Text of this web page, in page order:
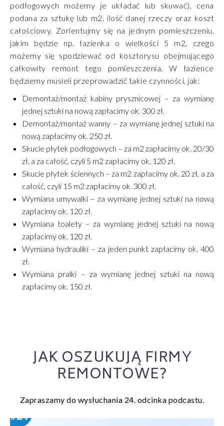
podłogowych możemy je układać lub skuwać), cena
podana za sztukę lub m2, ilość danej rzeczy oraz koszt
całościowy. Zorientujmy się na jednym pomieszczeniu,
jakim będzie np. łazienka o wielkości 5 m2, czego
możemy się spodziewać od kosztorysu obejmującego
całkowity remont tego pomieszczenia. W łazience
będziemy musieli przeprowadzić takie czynności, jak:
Demontaż/montaż kabiny prysznicowej – za wymianę
jednej sztuki na nową zapłacimy ok. 300 zł.
Demontaż/montaż wanny – za wymianę jednej sztuki na
nową zapłacimy ok. 250 zł.
Skucie płytek podłogowych – za m2 zapłacimy ok. 20/30
zł, a za całość, czyli 5 m2 zapłacimy ok. 120 zł.
Skucie płytek ściennych – za m2 zapłacimy ok. 20 zł, a za
całość, czyli 15 m2 zapłacimy ok. 300 zł.
Wymiana umywalki – za wymianę jednej sztuki na nową
zapłacimy ok. 120 zł.
Wymiana toalety – za wymianę jednej sztuki na nową
zapłacimy ok. 120 zł.
Wymiana hydrauliki – za jeden punkt zapłacimy ok. 400
zł.
Wymiana pralki – za wymianę jednej sztuki na nową
zapłacimy ok. 150 zł.
JAK OSZUKUJĄ FIRMY
REMONTOWE?
Zapraszamy do wysłuchania 24. odcinka podcastu.